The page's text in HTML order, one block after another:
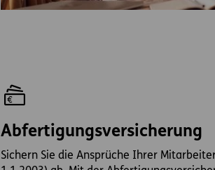
Abfertigungsversicherung
Sichern Sie die Ansprüche Ihrer